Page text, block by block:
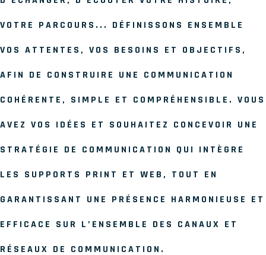
VOTRE PARCOURS... DÉFINISSONS ENSEMBLE
VOS ATTENTES, VOS BESOINS ET OBJECTIFS,
AFIN DE CONSTRUIRE UNE COMMUNICATION
COHÉRENTE, SIMPLE ET COMPRÉHENSIBLE. VOUS
AVEZ VOS IDÉES ET SOUHAITEZ CONCEVOIR UNE
STRATÉGIE DE COMMUNICATION QUI INTÈGRE
LES SUPPORTS PRINT ET WEB, TOUT EN
GARANTISSANT UNE PRÉSENCE HARMONIEUSE ET
EFFICACE SUR L’ENSEMBLE DES CANAUX ET
RÉSEAUX DE COMMUNICATION.